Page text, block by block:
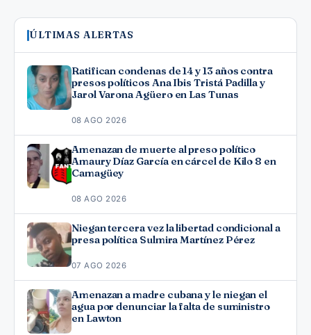
ÚLTIMAS ALERTAS
Ratifican condenas de 14 y 13 años contra
presos políticos Ana Ibis Tristá Padilla y
Jarol Varona Agüero en Las Tunas
08 AGO 2026
Amenazan de muerte al preso político
Amaury Díaz García en cárcel de Kilo 8 en
Camagüey
08 AGO 2026
Niegan tercera vez la libertad condicional a
presa política Sulmira Martínez Pérez
07 AGO 2026
Amenazan a madre cubana y le niegan el
agua por denunciar la falta de suministro
en Lawton